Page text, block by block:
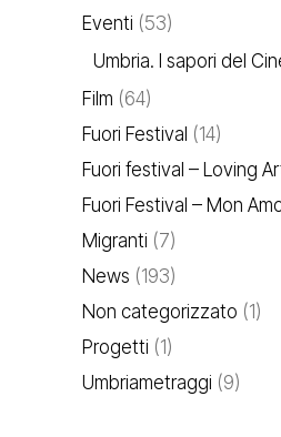
Eventi (53)
Umbria. I sapori del
Film (64)
Fuori Festival (14)
Fuori festival – Loving
Fuori Festival – Mon
Migranti (7)
News (193)
Non categorizzato (1)
Progetti (1)
Umbriametraggi (9)